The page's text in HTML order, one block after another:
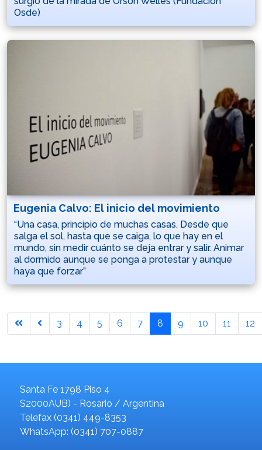
Osde)
Eugenia Calvo: El inicio del movimiento
“Una casa, principio de muchas casas. Desde que
salga el sol, hasta que se caiga, lo que hay en el
mundo, sin medir cuánto se deja entrar y salir. Animar
al dormido aunque se ponga a protestar y aunque
haya que forzar”
3 4 5 6 7 8 9 10 11 12
Santa Fe 1798 Piso 4
S2000AUB) - Rosario / Argentina
Telefax (0341) 449-8353
WhatsApp: (0341) 707-0887